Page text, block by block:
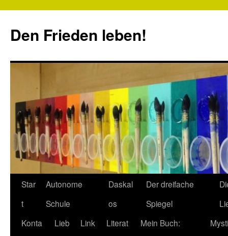
springen
Den Frieden leben!
Star
t
Autonome
Schule
Daskal
os
Der dreifache
Spiegel
Konta
Lieb
Link
Literat
Mein Buch: